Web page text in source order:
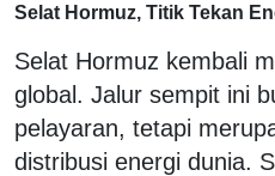
Selat Hormuz, Titik Tekan
Selat Hormuz kembali
global. Jalur sempit ini
pelayaran, tetapi
distribusi energi dunia.